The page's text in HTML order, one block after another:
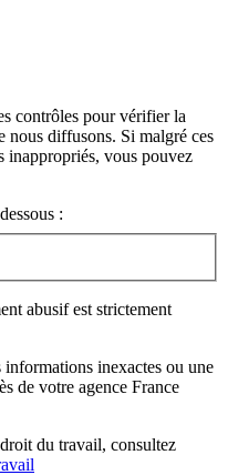
contrôles pour vérifier la
nous diffusons. Si malgré ces
inappropriés, vous pouvez
:
abusif est strictement
informations inexactes ou une
de votre agence France
droit du travail, consultez